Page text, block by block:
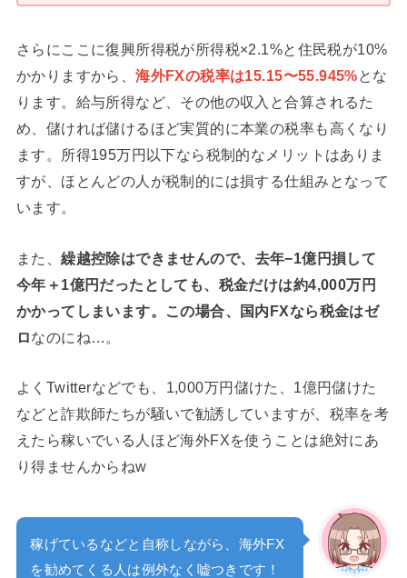
さらにここに復興所得税が所得税×2.1%と住民税が10%
かかりますから、海外FXの税率は15.15〜55.945%とな
ります。給与所得など、その他の収入と合算されるた
め、儲ければ儲けるほど実質的に本業の税率も高くなり
ます。所得195万円以下なら税制的なメリットはありま
すが、ほとんどの人が税制的には損する仕組みとなって
います。
また、繰越控除はできませんので、去年−1億円損して
今年＋1億円だったとしても、税金だけは約4,000万円
かかってしまいます。この場合、国内FXなら税金はゼ
ロなのにね…。
よくTwitterなどでも、1,000万円儲けた、1億円儲けた
などと詐欺師たちが騒いで勧誘していますが、税率を考
えたら稼いでいる人ほど海外FXを使うことは絶対にあ
り得ませんからねw
稼げているなどと自称しながら、海外FX
を勧めてくる人は例外なく嘘つきです！